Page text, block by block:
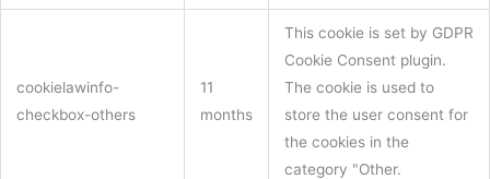
cookielawinfo-
checkbox-others
11
months
This cookie is set by GDPR
Cookie Consent plugin.
The cookie is used to
store the user consent for
the cookies in the
category "Other.